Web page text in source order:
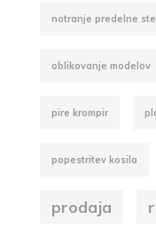
notranje predelne
oblikovanje modelov
pire krompir
popestritev kosila
prodaja